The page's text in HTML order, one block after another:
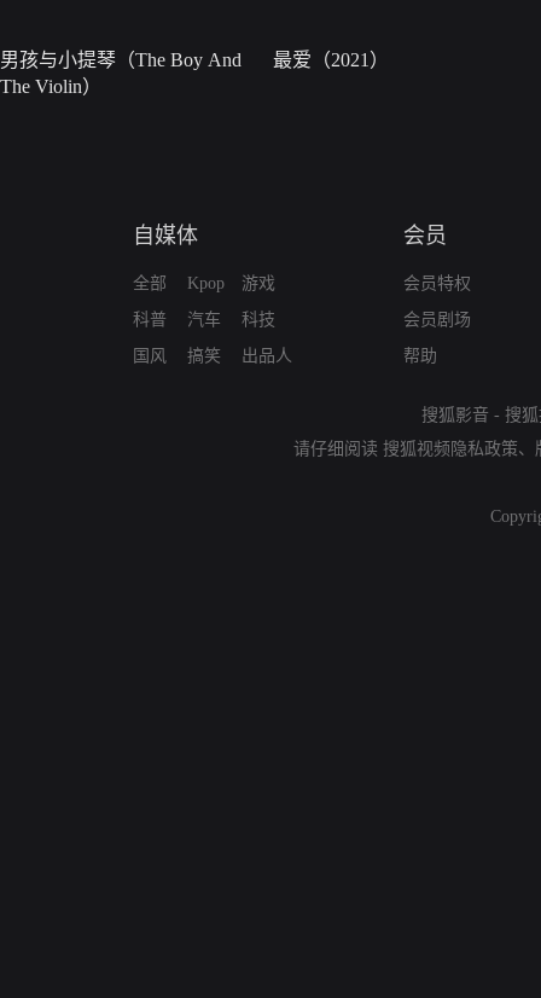
男孩与小提琴（The Boy And
The Violin）
最爱（2021）
自媒体
全部
科普
国风
Kpop
汽车
搞笑
游戏
科技
出品人
会员
会员特权
会员剧场
帮助
搜狐影音 - 搜
请仔细阅读 搜狐视频隐私政策、